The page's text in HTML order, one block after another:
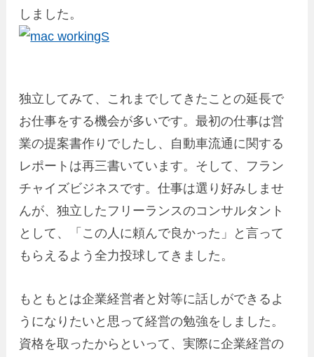
しました。
独立してみて、これまでしてきたことの延長で
お仕事をする機会が多いです。最初の仕事は営
業の提案書作りでしたし、自動車流通に関する
レポートは再三書いています。そして、フラン
チャイズビジネスです。仕事は選り好みしませ
んが、独立したフリーランスのコンサルタント
として、「この人に頼んで良かった」と言って
もらえるよう全力投球してきました。
もともとは企業経営者と対等に話しができるよ
うになりたいと思って経営の勉強をしました。
資格を取ったからといって、実際に企業経営の